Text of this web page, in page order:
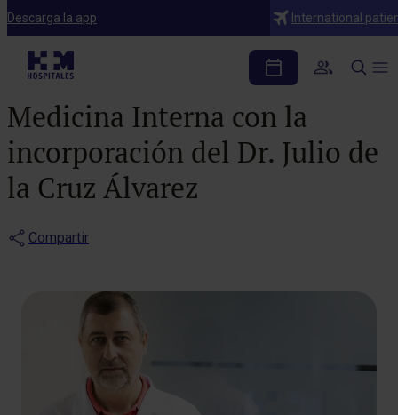
Descarga la app International
Notas de prensa
El Hospital HM Vigo
refuerza el servicio de
Medicina Interna con la
incorporación del Dr. Julio de
la Cruz Álvarez
Compartir